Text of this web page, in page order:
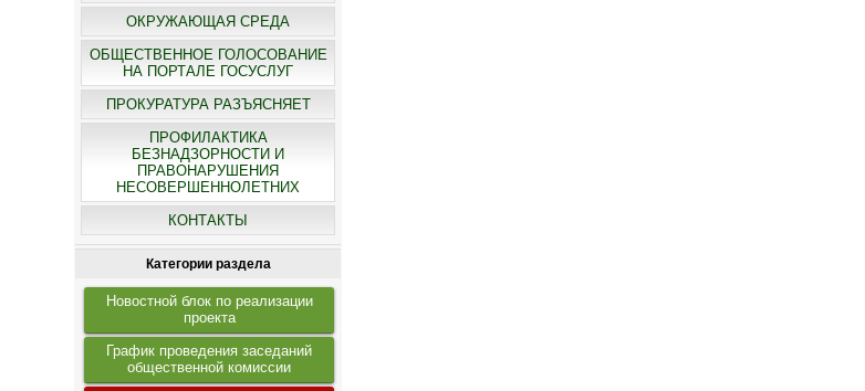
ОКРУЖАЮЩАЯ СРЕДА
ОБЩЕСТВЕННОЕ ГОЛОСОВАНИЕ
НА ПОРТАЛЕ ГОСУСЛУГ
ПРОКУРАТУРА РАЗЪЯСНЯЕТ
ПРОФИЛАКТИКА
БЕЗНАДЗОРНОСТИ И
ПРАВОНАРУШЕНИЯ
НЕСОВЕРШЕННОЛЕТНИХ
КОНТАКТЫ
Категории раздела
Новостной блок по реализации
проекта
График проведения заседаний
общественной комиссии